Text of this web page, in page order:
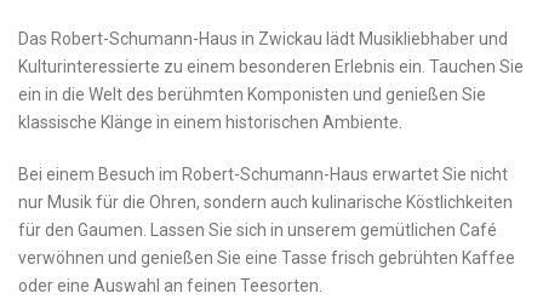
Das Robert-Schumann-Haus in Zwickau lädt‍ Musikliebhaber und
Kulturinteressierte zu ‍einem besonderen‌ Erlebnis ein. Tauchen⁤ Sie
ein in die‍ Welt des berühmten⁤ Komponisten und genießen⁣ Sie
klassische⁣ Klänge⁢ in‍ einem‍ historischen Ambiente.
Bei einem Besuch⁤ im Robert-Schumann-Haus erwartet Sie ⁢nicht​
nur ⁢Musik für die‍ Ohren, sondern ⁤auch ⁣kulinarische Köstlichkeiten
‍für den Gaumen. Lassen Sie ‍sich in unserem gemütlichen Café​
verwöhnen und genießen Sie eine Tasse frisch gebrühten Kaffee
oder eine Auswahl an‌ feinen Teesorten.